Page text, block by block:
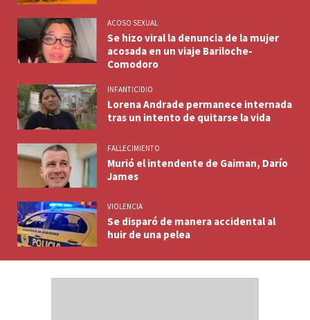
ACOSO SEXUAL
Se hizo viral la denuncia de la mujer
acosada en un viaje Bariloche-
Comodoro
INFANTICIDIO
Lorena Andrade permanece internada
tras un intento de quitarse la vida
FALLECIMIENTO
Murió el intendente de Gaiman, Darío
James
VIOLENCIA
Se disparó de manera accidental al
huir de una pelea